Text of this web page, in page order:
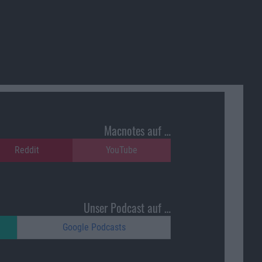
Macnotes auf …
Reddit YouTube
Unser Podcast auf …
Google Podcasts